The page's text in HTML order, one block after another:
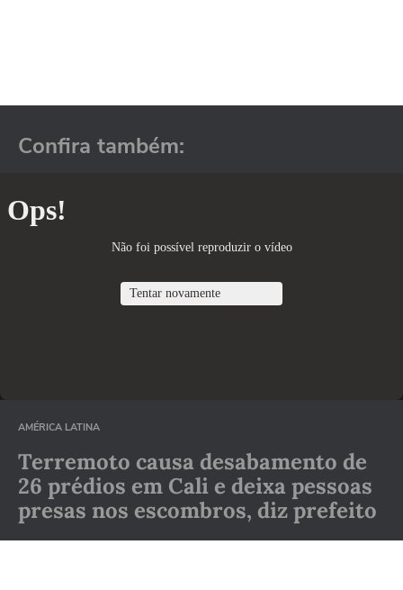
Confira também:
AMÉRICA LATINA
Terremoto causa desabamento de
26 prédios em Cali e deixa pessoas
presas nos escombros, diz prefeito